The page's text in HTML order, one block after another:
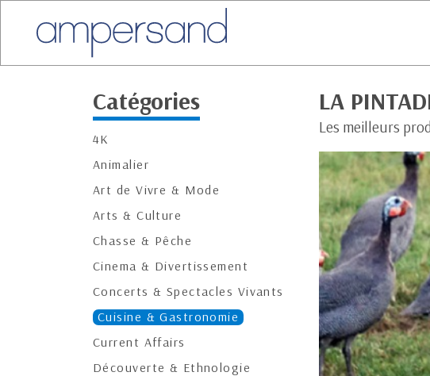
Catégories
4K
Animalier
Art de Vivre & Mode
Arts & Culture
Chasse & Pêche
Cinema & Divertissement
Concerts & Spectacles Vivants
Cuisine & Gastronomie
Current Affairs
Découverte & Ethnologie
LA
Les meilleurs